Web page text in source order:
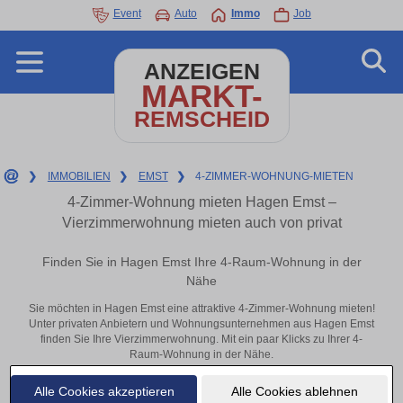
Alle Cookies akzeptieren Alle Cookies ablehnen
Event Auto Immo Job
ANZEIGEN
MARKT-
REMSCHEID
❯ IMMOBILIEN ❯ EMST ❯ 4-ZIMMER-WOHNUNG-MIETEN
4-Zimmer-Wohnung mieten Hagen Emst –
Vierzimmerwohnung mieten auch von privat
Finden Sie in Hagen Emst Ihre 4-Raum-Wohnung in der
Nähe
Sie möchten in Hagen Emst eine attraktive 4-Zimmer-Wohnung mieten!
Unter privaten Anbietern und Wohnungsunternehmen aus Hagen Emst
finden Sie Ihre Vierzimmerwohnung. Mit ein paar Klicks zu Ihrer 4-
Raum-Wohnung in der Nähe.
Aktuelle Wohnung zum mieten